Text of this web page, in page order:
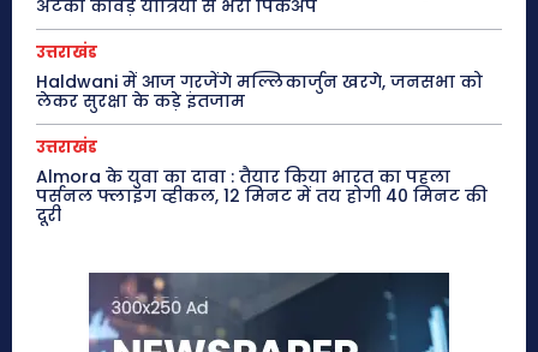
अटका कांवड़ यात्रियों से भरा पिकअप
उत्तराखंड
Haldwani में आज गरजेंगे मल्लिकार्जुन खरगे, जनसभा को
लेकर सुरक्षा के कड़े इंतजाम
उत्तराखंड
Almora के युवा का दावा : तैयार किया भारत का पहला
पर्सनल फ्लाइंग व्हीकल, 12 मिनट में तय होगी 40 मिनट की
दूरी